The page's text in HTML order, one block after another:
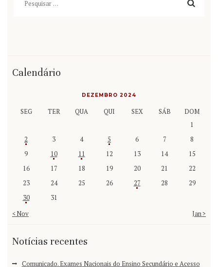
Calendário
DEZEMBRO 2024
SEG TER QUA QUI SEX SÁB
DOM
1
2
3 4 5 6 7
8
9
10 11 12 13 14
15
16
17 18 19 20 21
22
23
24 25 26 27 28
29
30
31
« Nov
Jan »
Notícias recentes
Comunicado. Exames Nacionais do Ensino Secundário e Acesso